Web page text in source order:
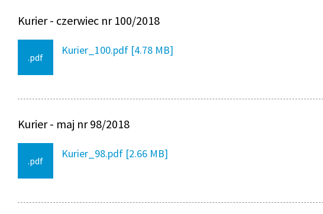
Kurier - czerwiec nr 100/2018
.pdf
Kurier_100.pdf [4.78 MB]
Kurier - maj nr 98/2018
.pdf
Kurier_98.pdf [2.66 MB]